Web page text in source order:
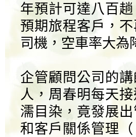
年預計可達八百
預期旅程客戶，
司機，空車率大為
企管顧問公司的
人，周春明每天
濡目染，竟發展
和客戶關係管理